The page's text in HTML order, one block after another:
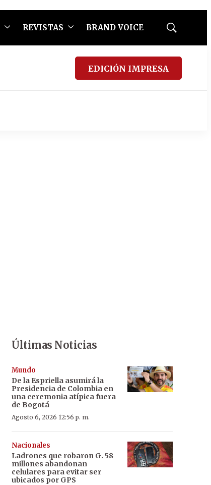
REVISTAS BRAND VOICE
Mostrar
EDICIÓN IMPRESA
Últimas Noticias
Mundo
De la Espriella asumirá la
Presidencia de Colombia en
una ceremonia atípica fuera
de Bogotá
Agosto 6, 2026 12:56 p. m.
Nacionales
Ladrones que robaron G. 58
millones abandonan
celulares para evitar ser
ubicados por GPS